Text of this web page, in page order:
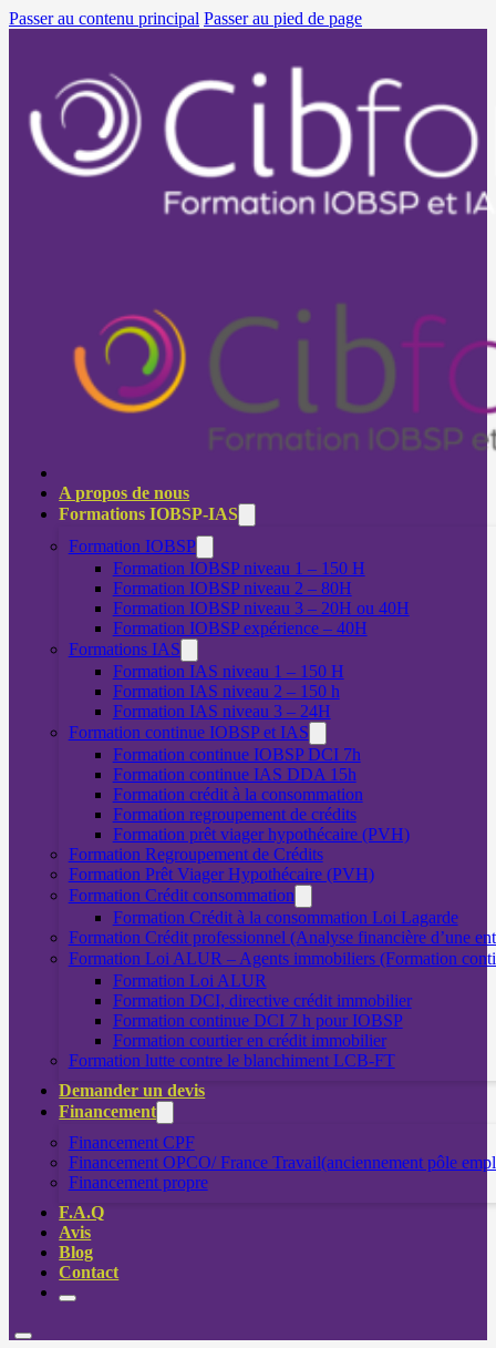
Passer au contenu principal Passer au pied de page
A propos de nous
Formations IOBSP-IAS
Formation IOBSP
Formation IOBSP niveau 1 – 150 H
Formation IOBSP niveau 2 – 80H
Formation IOBSP niveau 3 – 20H ou 40H
Formation IOBSP expérience – 40H
Formations IAS
Formation IAS niveau 1 – 150 H
Formation IAS niveau 2 – 150 h
Formation IAS niveau 3 – 24H
Formation continue IOBSP et IAS
Formation continue IOBSP DCI 7h
Formation continue IAS DDA 15h
Formation crédit à la consommation
Formation regroupement de crédits
Formation prêt viager hypothécaire (PVH)
Formation Regroupement de Crédits
Formation Prêt Viager Hypothécaire (PVH)
Formation Crédit consommation
Formation Crédit à la consommation Loi Lagarde
Formation Crédit professionnel (Analyse financière d’une
Formation Loi ALUR – Agents immobiliers (Formation
Formation Loi ALUR
Formation DCI, directive crédit immobilier
Formation continue DCI 7 h pour IOBSP
Formation courtier en crédit immobilier
Formation lutte contre le blanchiment LCB-FT
Demander un devis
Financement
Financement CPF
Financement OPCO/ France Travail(anciennement pôle
Financement propre
F.A.Q
Avis
Blog
Contact